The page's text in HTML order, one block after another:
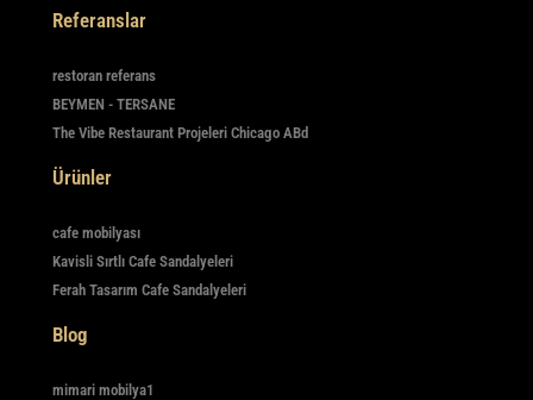
Referanslar
restoran referans
BEYMEN - TERSANE
The Vibe Restaurant Projeleri Chicago ABd
Ürünler
cafe mobilyası
Kavisli Sırtlı Cafe Sandalyeleri
Ferah Tasarım Cafe Sandalyeleri
Blog
mimari mobilya1